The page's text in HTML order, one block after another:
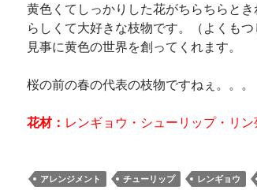
黄色くてしっかりした花がちらちらと
らしくて大好きな枝物です。（よくも
見事に黄色の世界を創ってくれます。
桜の前の春の代表の枝物ですねぇ。。。
花材： レンギョウ・シューリップ・リ
アレンジメント チューリップ レンギョウ